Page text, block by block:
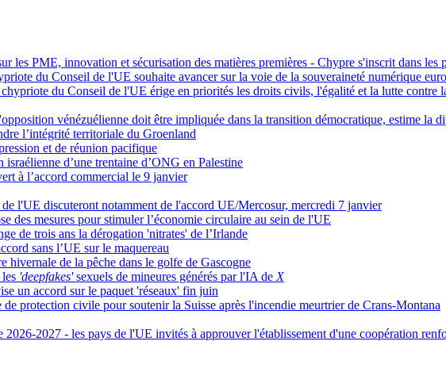
les PME, innovation et sécurisation des matières premières - Chypre s'inscrit dans les
du Conseil de l'UE souhaite avancer sur la voie de la souveraineté numérique
chypriote du Conseil de l'UE érige en priorités les droits civils, l'égalité et la lutte contre
vénézuélienne doit être impliquée dans la transition démocratique, estime la
l’intégrité territoriale du Groenland
et de réunion pacifique
d’une trentaine d’ONG en Palestine
à l’accord commercial le 9 janvier
l'UE discuteront notamment de l'accord UE/Mercosur, mercredi 7 janvier
des mesures pour stimuler l’économie circulaire au sein de l'UE
de trois ans la dérogation 'nitrates' de l’Irlande
sans l’UE sur le maquereau
hivernale de la pêche dans le golfe de Gascogne
les 'deepfakes'sexuels de mineures générés par l'IA de X
un accord sur le paquet 'réseaux' fin juin
protection civile pour soutenir la Suisse après l'incendie meurtrier de Crans-Montana
2027 - les pays de l'UE invités à approuver l'établissement d'une coopération